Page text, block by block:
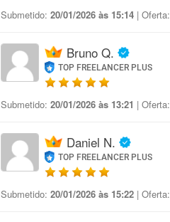
Submetido: 20/01/2026 às 15:14 | Oferta:
Bruno Q.
TOP FREELANCER PLUS
Submetido: 20/01/2026 às 13:21 | Oferta:
Daniel N.
TOP FREELANCER PLUS
Submetido: 20/01/2026 às 15:22 | Oferta: